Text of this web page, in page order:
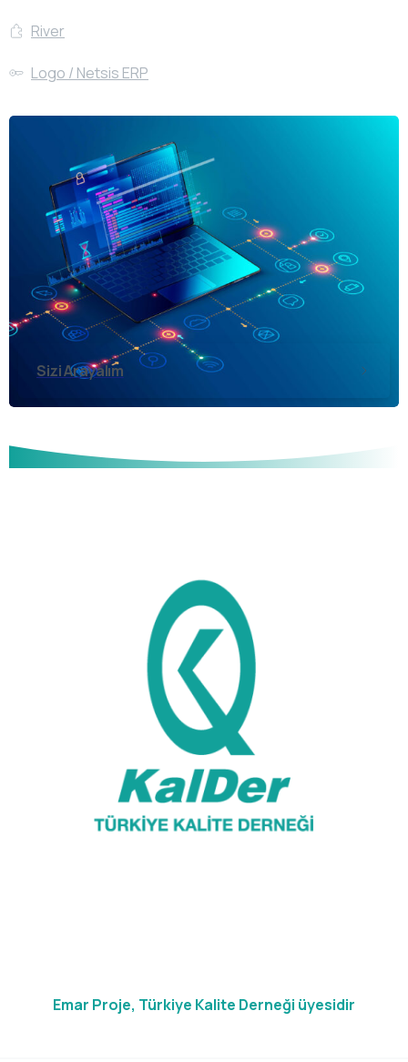
River
Logo / Netsis ERP
Sizi Arayalım
Emar Proje, Türkiye Kalite Derneği üyesidir